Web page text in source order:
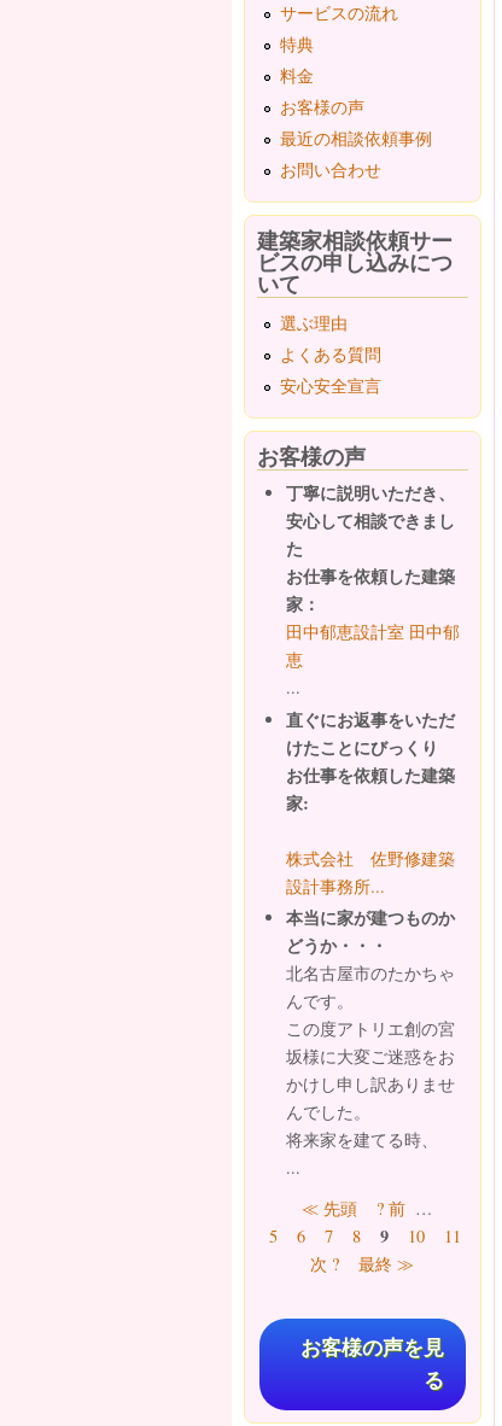
サービスの流れ
特典
料金
お客様の声
最近の相談依頼事例
お問い合わせ
建築家相談依頼サー
ビスの申し込みにつ
いて
選ぶ理由
よくある質問
安心安全宣言
お客様の声
丁寧に説明いただき、
安心して相談できまし
た
お仕事を依頼した建築
家：
田中郁恵設計室 田中郁
恵
...
直ぐにお返事をいただ
けたことにびっくり
お仕事を依頼した建築
家:
株式会社 佐野修建築
設計事務所...
本当に家が建つものか
どうか・・・
北名古屋市のたかちゃ
んです。
この度アトリエ創の宮
坂様に大変ご迷惑をお
かけし申し訳ありませ
んでした。
将来家を建てる時、
...
ページ≪ 先頭 ? 前 …
5
6 7 8 9 10 11
次 ?
最終 ≫
お客様の声を見
る